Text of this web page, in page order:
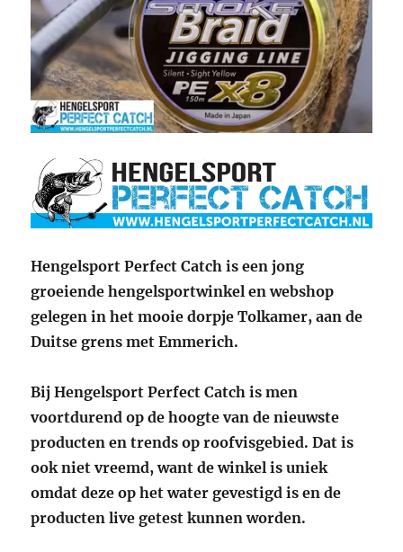
Hengelsport Perfect Catch is een jong
groeiende hengelsportwinkel en webshop
gelegen in het mooie dorpje Tolkamer, aan de
Duitse grens met Emmerich.
Bij Hengelsport Perfect Catch is men
voortdurend op de hoogte van de nieuwste
producten en trends op roofvisgebied. Dat is
ook niet vreemd, want de winkel is uniek
omdat deze op het water gevestigd is en de
producten live getest kunnen worden.